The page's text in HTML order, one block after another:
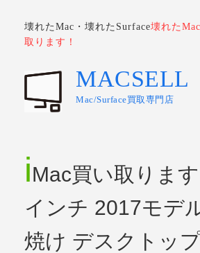
壊れたMac・壊れたSurface壊れた
取ります！
MACSELL
Mac/Surface買取専門店
iMac買い取りま
インチ 2017モデ
焼け デスクトッ